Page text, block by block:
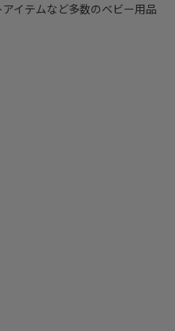
イテムなど多数のベビー用品